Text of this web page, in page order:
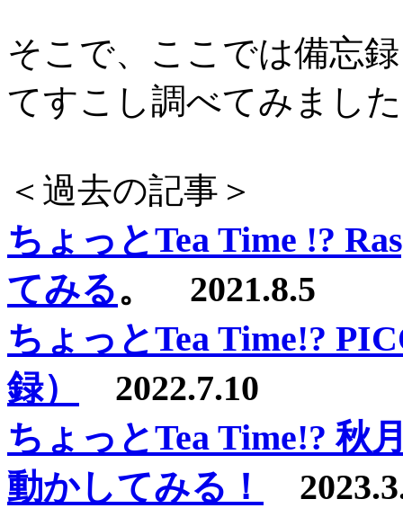
そこで、ここでは備忘
てすこし調べてみまし
＜過去の記事＞
ちょっとTea Time !?
てみる。 2021.8.5
ちょっとTea Time!?
録）
2022.7.10
ちょっとTea Time!? 秋
動かしてみる！